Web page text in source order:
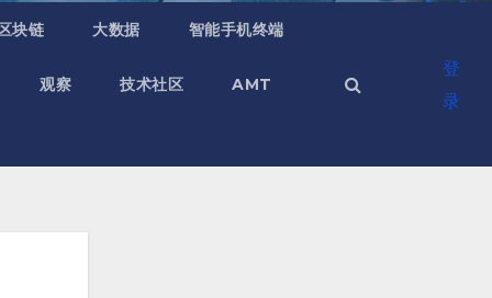
块链 大数据 智能手机终端
观察 技术社区 AMT
登
录